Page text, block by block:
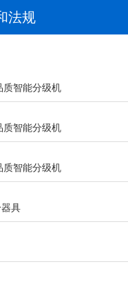
法规
质智能分级机
质智能分级机
质智能分级机
器具